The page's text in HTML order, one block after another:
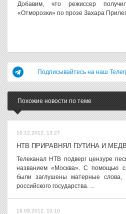
Добавим, что режиссер
«Отморозки» по прозе Захара
Подписывайтесь на наш
Похожие новости по теме
10.12.2012, 13:27
НТВ ПРИРАВНЯЛ ПУТИНА И
Телеканал НТВ подверг цензуре
названием «Москва». С помощью
были заглушены матерные
российского государства. ...
19.09.2012, 10:10